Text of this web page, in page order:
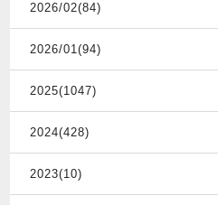
2026/02(84)
2026/01(94)
2025(1047)
2024(428)
2023(10)